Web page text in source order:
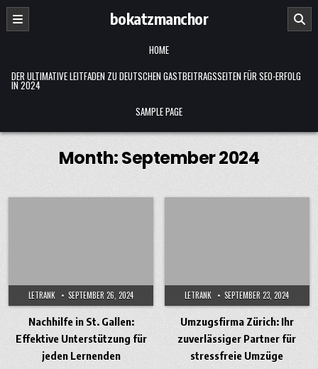
Skip
content
bokatzmanchor
HOME
DER ULTIMATIVE LEITFADEN ZU DEUTSCHEN GASTBEITRAGSSEITEN FÜR SEO-ERFOLG
IN 2024
SAMPLE PAGE
Month:September 2024
LETRANK SEPTEMBER 26, 2024
Nachhilfe in St. Gallen:
Effektive Unterstützung für
jeden Lernenden
LETRANK SEPTEMBER 23, 2024
Umzugsfirma Zürich: Ihr
zuverlässiger Partner für
stressfreie Umzüge